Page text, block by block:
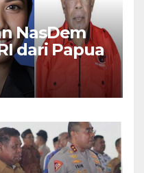
NasDem
dari Papua